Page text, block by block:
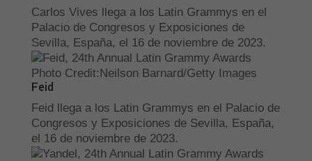
Carlos Vives llega a los Latin Grammys en el
Palacio de Congresos y Exposiciones de
Sevilla, España, el 16 de noviembre de 2023.
Photo Credit:Neilson Barnard/Getty Images
Feid
Feid llega a los Latin Grammys en el Palacio de
Congresos y Exposiciones de Sevilla, España,
el 16 de noviembre de 2023.